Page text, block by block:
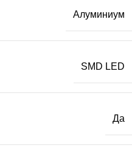
Алуминиум
SMD LED
Да